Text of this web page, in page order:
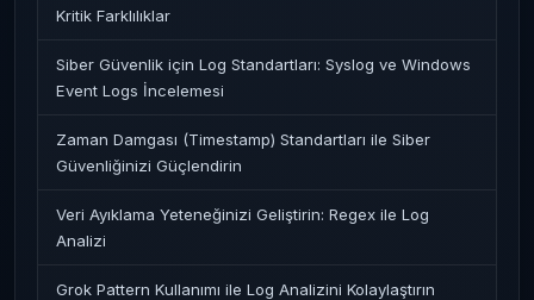
Kritik Farklılıklar
Siber Güvenlik için Log Standartları: Syslog ve Windows
Event Logs İncelemesi
Zaman Damgası (Timestamp) Standartları ile Siber
Güvenliğinizi Güçlendirin
Veri Ayıklama Yeteneğinizi Geliştirin: Regex ile Log
Analizi
Grok Pattern Kullanımı ile Log Analizini Kolaylaştırın